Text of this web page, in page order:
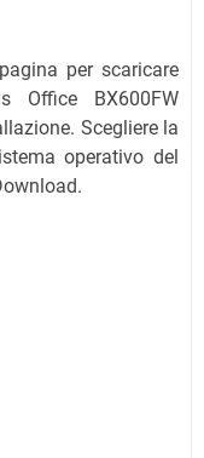
per scaricare
Office BX600FW
Scegliere la
operativo del